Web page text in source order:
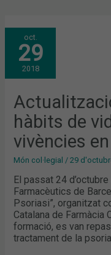
oct.
29
2018
hàbits de
vivències
Món col·legial /29
El passat 24
Farmacèutics de
Psoriasi”, organitzat
Catalana de Farmàcia
formació, es van
tractament de la
ACTUALITZACIÓ
EN
PSORIASI:
HÀBITS
DE
VIDA
SALUDABLE
VIVÈNCIES
EN
PRIMERA
PERSONA